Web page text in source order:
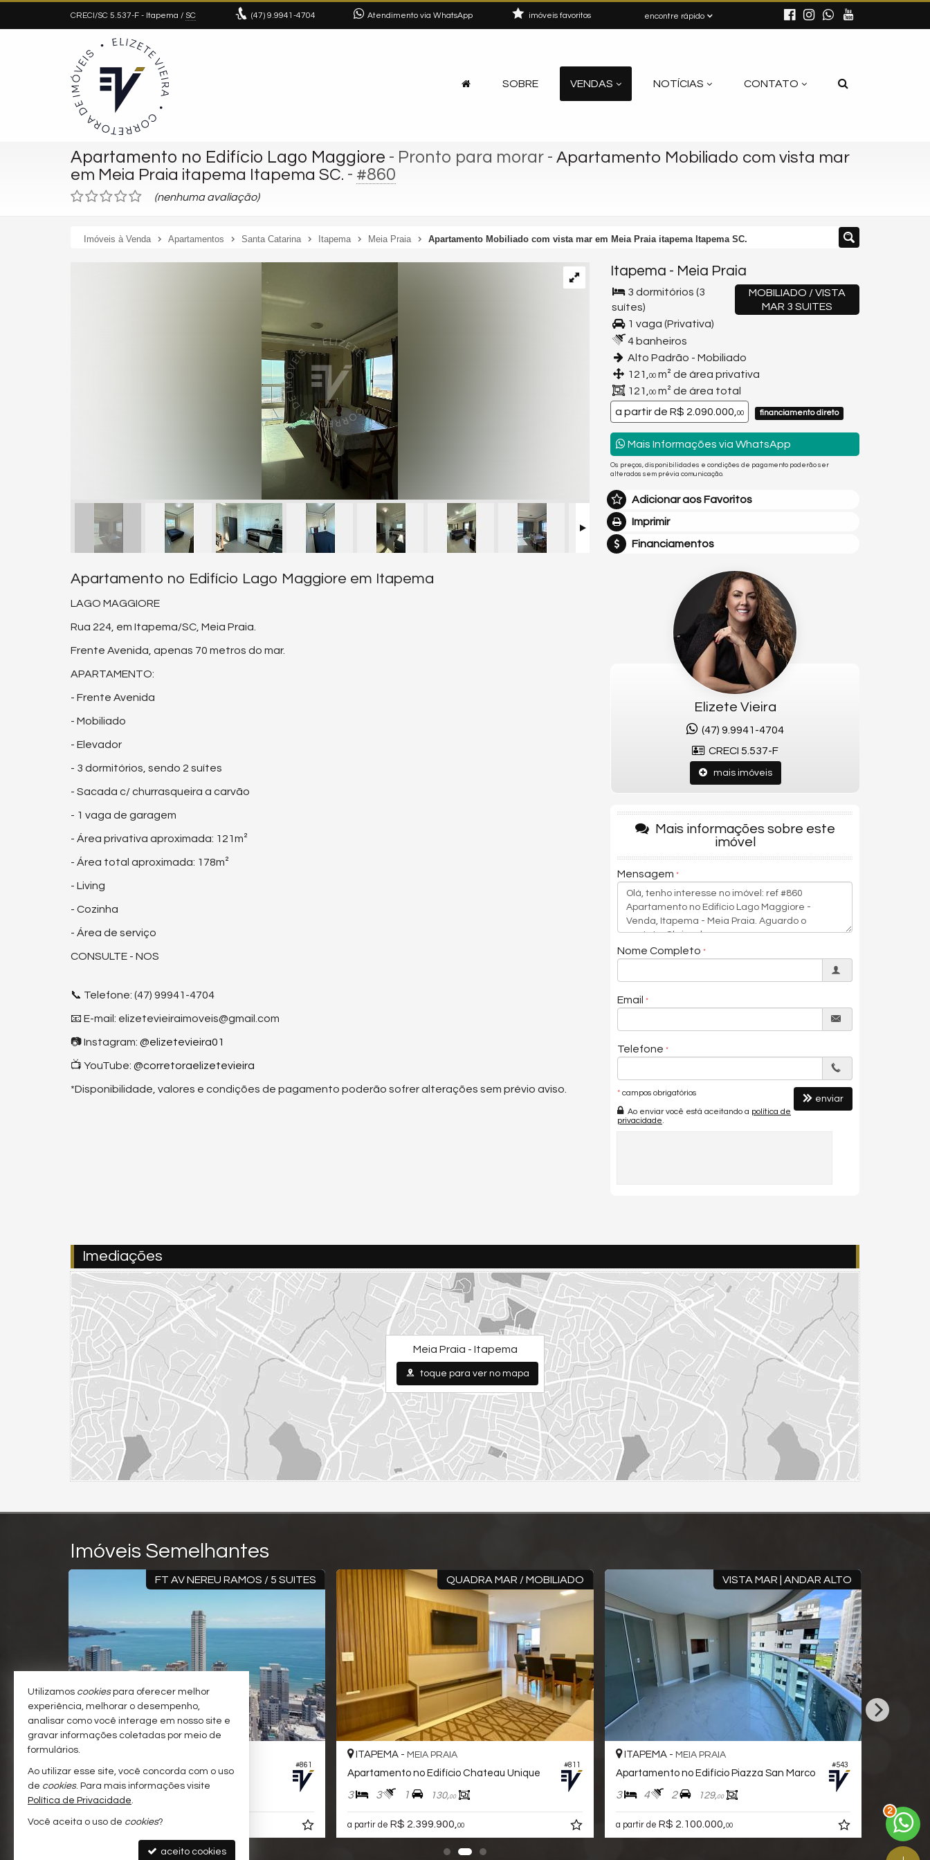
CRECI/SC 5.537-F - Itapema / SC (47) 9.9941-4704 Atendimento via WhatsApp encontre rápido
imóveis favoritos
SOBRE VENDAS NOTÍCIAS CONTATO
Apartamento no Edifício Lago Maggiore - Pronto para morar - Apartamento Mobiliado com vista mar
em Meia Praia itapema Itapema SC. - #860
(nenhuma avaliação)
Imóveis à Venda Apartamentos Santa Catarina Itapema Meia Praia Apartamento Mobiliado com vista mar em Meia Praia itapema Itapema SC.
Itapema - Meia Praia
MOBILIADO / VISTA
MAR 3 SUITES
3 dormitórios (3
suítes)
1 vaga (Privativa)
4 banheiros
Alto Padrão - Mobiliado
121,
00 m² de área privativa
121,
00 m² de área total
a partir de R$ 2.090.000, 00 financiamento direto
Mais Informações via WhatsApp
Os preços, disponibilidades e condições de pagamento poderão ser
alterados sem prévia comunicação.
Adicionar aos Favoritos
Imprimir
Financiamentos
Apartamento no Edifício Lago Maggiore em Itapema
LAGO MAGGIORE
Rua 224, em Itapema/SC, Meia Praia.
Frente Avenida, apenas 70 metros do mar.
APARTAMENTO:
- Frente Avenida
- Mobiliado
- Elevador
- 3 dormitórios, sendo 2 suítes
- Sacada c/ churrasqueira a carvão
- 1 vaga de garagem
- Área privativa aproximada: 121m²
- Área total aproximada: 178m²
- Living
- Cozinha
- Área de serviço
CONSULTE - NOS
📞 Telefone: (47) 99941-4704
📧 E-mail: elizetevieiraimoveis@gmail.com
📷 Instagram: @elizetevieira01
📺 YouTube: @corretoraelizetevieira
*Disponibilidade, valores e condições de pagamento poderão sofrer alterações sem prévio aviso.
Elizete Vieira
(47) 9.9941-4704
CRECI 5.537-F
mais imóveis
Mais informações sobre este
imóvel
Mensagem
Nome Completo
Email
Telefone
* campos obrigatórios
Ao enviar você está aceitando a política de
privacidade
enviar
Imediações
Meia Praia - Itapema
toque para ver no mapa
Imóveis Semelhantes
FT AV NEREU RAMOS / 5 SUITES
#861
PentHouse no Edifício Villa Maiorca
5 6
a partir de R$ 12.595.000,
QUADRA MAR / MOBILIADO
#811
ITAPEMA - MEIA PRAIA
Apartamento no Edifício Chateau Unique
3 3 1 130,00
a partir de R$ 2.399.900,00
VISTA MAR | ANDAR ALTO
#543
ITAPEMA - MEIA PRAIA
Apartamento no Edifício Piazza San Marco
3 4 2 129,00
a partir de R$ 2.100.000, 00 a partir de
2
Utilizamos cookiespara oferecer melhor
experiência, melhorar o desempenho,
analisar como você interage em nosso site e
gravar informações coletadas por meio de
formulários.
Ao utilizar esse site, você concorda com o uso
de cookies. Para mais informações visite
Política de Privacidade.
Você aceita o uso de cookies?
aceito cookies